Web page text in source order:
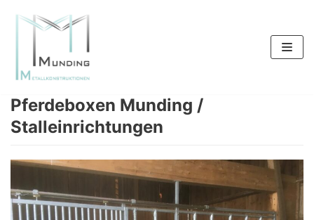
Zum
Inhalt
springen
Pferdeboxen Munding /
Stalleinrichtungen